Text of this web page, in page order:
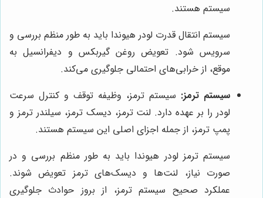
سیستم هستند.
سیستم انتقال قدرت لودر هیوندا باید به طور منظم بررسی و
سرویس شود. تعویض روغن گیربکس و دیفرانسیل به
موقع، از خرابی‌های احتمالی جلوگیری می‌کند.
سیستم ترمز: سیستم ترمز، وظیفه توقف و کنترل سرعت
لودر را بر عهده دارد. لنت ترمز، دیسک ترمز، سیلندر ترمز و
پمپ ترمز، از جمله اجزای اصلی این سیستم هستند.
سیستم ترمز لودر هیوندا باید به طور منظم بررسی و در
صورت نیاز، لنت‌ها و دیسک‌های ترمز تعویض شوند.
عملکرد صحیح سیستم ترمز، از بروز حوادث جلوگیری